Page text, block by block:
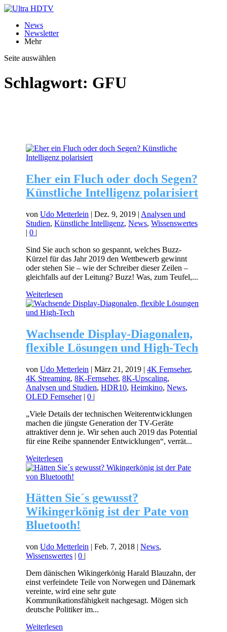
News
Newsletter
Mehr
Seite auswählen
Schlagwort: GFU
Eher ein Fluch oder doch Segen?
Künstliche Intelligenz polarisiert
vonUdo Metterlein |Dez. 9, 2019 | Analysen und
Studien,Künstliche Intelligenz,News,Wissenswertes
|0 |
Sind Sie auch schon so gespannt, welches Buzz-
Kürzel für das Jahr 2019 den Wettbewerb gewinnt
oder stehen Sie – wie der Schreiber dieser Zeilen –
gleichfalls auf der Leitung? Buzz! Was, zum Teufel,...
Weiterlesen
Wachsende Display-Diagonalen,
flexible Lösungen und High-Tech
vonUdo Metterlein |März 21, 2019 |4K Fernseher,
4K Streaming,8K-Fernseher,8K-Upscaling,
Analysen und Studien,HDR10,Heimkino,News,
OLED Fernseher|0 |
„Viele Details der technischen Weiterentwicklungen
machen die jüngste Generation der TV-Geräte
attraktiver denn je. Wir sehen auch 2019 das Potential
für eine Reihe spannender Entwicklungen“, verrät...
Weiterlesen
Hätten Sie´s gewusst?
Wikingerkönig ist der Pate von
Bluetooth!
vonUdo Metterlein |Feb. 7, 2018 |News,
Wissenswertes |0 |
Dem dänischen Wikingerkönig Harald Blauzahn, der
einst verfeindete Teile von Norwegen und Dänemark
vereinte, wird eine sehr gute
Kommunikationsfähigkeit nachgesagt. Mögen sich
deutsche Politiker im...
Weiterlesen